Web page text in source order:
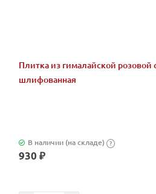
Плитка из гималайской
шлифованная
В наличии (на складе) ?
930 ₽